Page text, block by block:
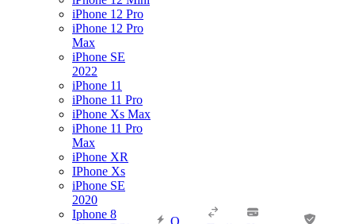
iPhone 12 Pro
iPhone 12 Pro
Max
iPhone SE
2022
iPhone 11
iPhone 11 Pro
iPhone Xs Max
iPhone 11 Pro
Max
iPhone XR
IPhone Xs
iPhone SE
2020
Iphone 8
О